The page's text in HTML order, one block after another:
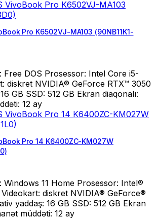
Pro K6502VJ-MA103 (90NB11K1-
Free DOS Prosessor: Intel Core i5-
diskret NVIDIA® GeForce RTX™ 3050
GB SSD: 512 GB Ekran diaqonalı:
12 ay
Pro 14 K6400ZC-KM027W
Windows 11 Home Prosessor: Intel®
diskret NVIDIA® GeForce®
yaddaş: 16 GB SSD: 512 GB Ekran
müddəti: 12 ay